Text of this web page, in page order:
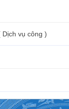
vụ công )